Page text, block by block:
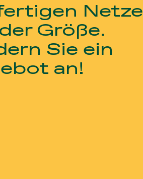
Netze
Größe.
Sie ein
an!